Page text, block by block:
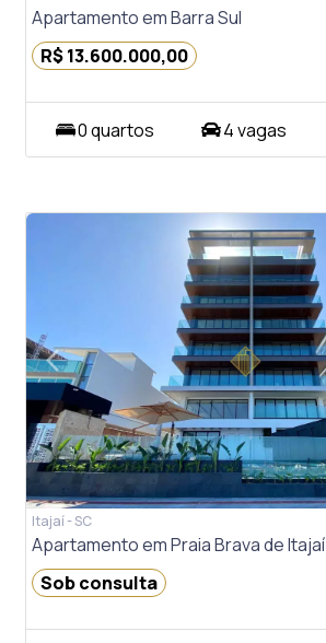
Apartamento em Barra Sul
R$ 13.600.000,00
0 quartos 4 vagas
arrow_back_iosPrevious
Itajaí - SC
Apartamento em Praia Brava de Itajaí
Sob consulta